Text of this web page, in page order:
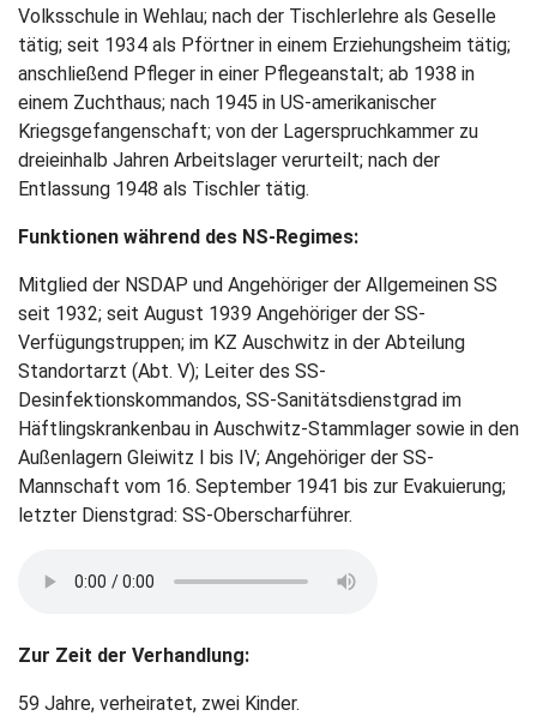
Volksschule in Wehlau; nach der Tischlerlehre als Geselle
tätig; seit 1934 als Pförtner in einem Erziehungsheim tätig;
anschließend Pfleger in einer Pflegeanstalt; ab 1938 in
einem Zuchthaus; nach 1945 in US-amerikanischer
Kriegsgefangenschaft; von der Lagerspruchkammer zu
dreieinhalb Jahren Arbeitslager verurteilt; nach der
Entlassung 1948 als Tischler tätig.
Funktionen während des NS-Regimes:
Mitglied der NSDAP und Angehöriger der Allgemeinen SS
seit 1932; seit August 1939 Angehöriger der SS-
Verfügungstruppen; im KZ Auschwitz in der Abteilung
Standortarzt (Abt. V); Leiter des SS-
Desinfektionskommandos, SS-Sanitätsdienstgrad im
Häftlingskrankenbau in Auschwitz-Stammlager sowie in den
Außenlagern Gleiwitz I bis IV; Angehöriger der SS-
Mannschaft vom 16. September 1941 bis zur Evakuierung;
letzter Dienstgrad: SS-Oberscharführer.
Zur Zeit der Verhandlung:
59 Jahre, verheiratet, zwei Kinder.